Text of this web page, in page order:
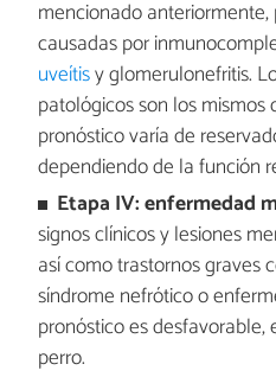
mencionado
causadas por
uveítisy glomerulonefritis.
patológicos son los mismos
pronóstico varía de
dependiendo de la función
Etapa IV:enfermedad
signos clínicos y lesiones
así como trastornos graves
síndrome nefrótico o
pronóstico es
perro.